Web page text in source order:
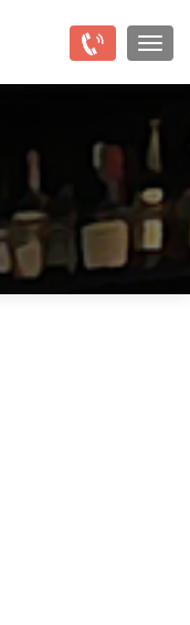
ナビ